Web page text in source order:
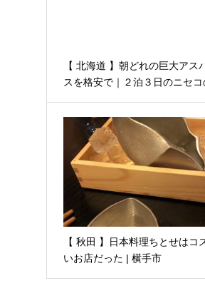
【 北海道 】朝どれの巨大アス
スを格安で｜２泊３日のニセコ
【 秋田 】日本料理ちとせはコ
いお店だった | 横手市